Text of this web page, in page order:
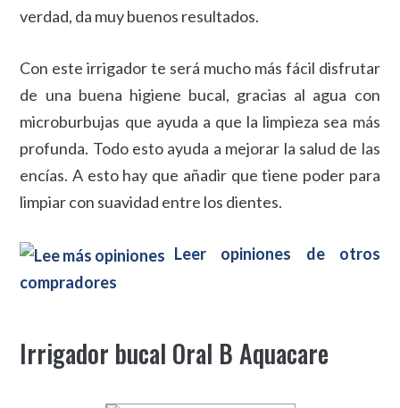
verdad, da muy buenos resultados.
Con este irrigador te será mucho más fácil disfrutar
de una buena higiene bucal, gracias al agua con
microburbujas que ayuda a que la limpieza sea más
profunda. Todo esto ayuda a mejorar la salud de las
encías. A esto hay que añadir que tiene poder para
limpiar con suavidad entre los dientes.
Leer opiniones de otros
compradores
Irrigador bucal Oral B Aquacare